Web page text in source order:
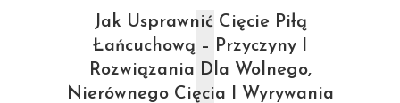
Jak Usprawnić Cięcie Piłą
Łańcuchową – Przyczyny I
Rozwiązania Dla Wolnego,
Nierównego Cięcia I Wyrywania